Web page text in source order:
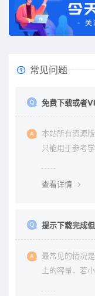
常见问题
免费下载或者
本站所有资源
只能用于参考
查看详情
提示下载完成
最常见的情况
上的容量，若